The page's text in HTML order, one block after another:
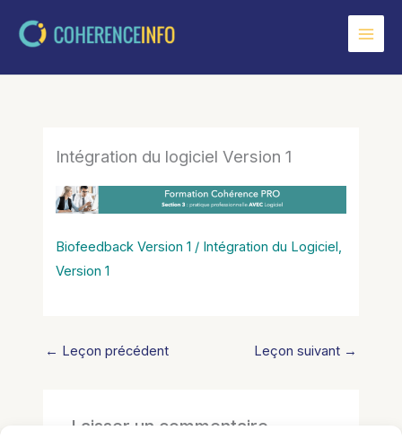
Intégration du logiciel Version 1
Biofeedback Version 1 / Intégration du Logiciel,
Version 1
← Leçon précédent Leçon suivant →
Laisser un commentaire